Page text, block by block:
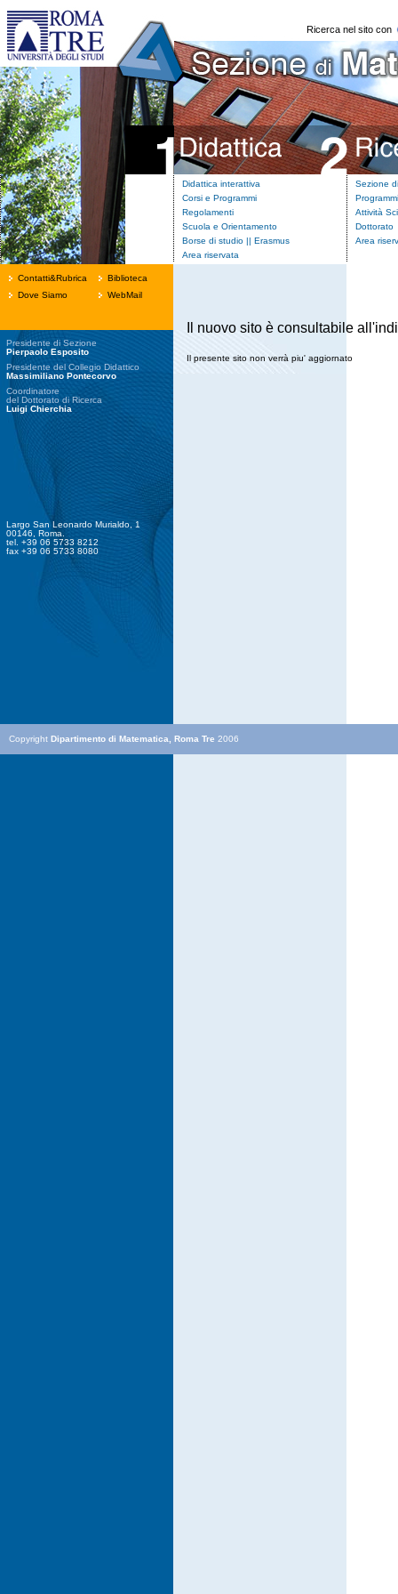
Ricerca nel sito con
Didattica interattiva
Corsi e Programmi
Regolamenti
Scuola e Orientamento
Borse di studio || Erasmus
Area riservata
Sezione
Attività
Dottorato
Area
Contatti&Rubrica
Dove Siamo
Biblioteca
WebMail
Presidente di Sezione
Pierpaolo Esposito
Presidente del Collegio Didattico
Massimiliano Pontecorvo
Coordinatore
del Dottorato di Ricerca
Luigi Chierchia
Largo San Leonardo Murialdo, 1
00146, Roma.
tel. +39 06 5733 8212
fax +39 06 5733 8080
Il nuovo sito è consultabile
Il presente sito non verrà piu' aggiornato
Copyright Dipartimento di Matematica, Roma Tre 2006